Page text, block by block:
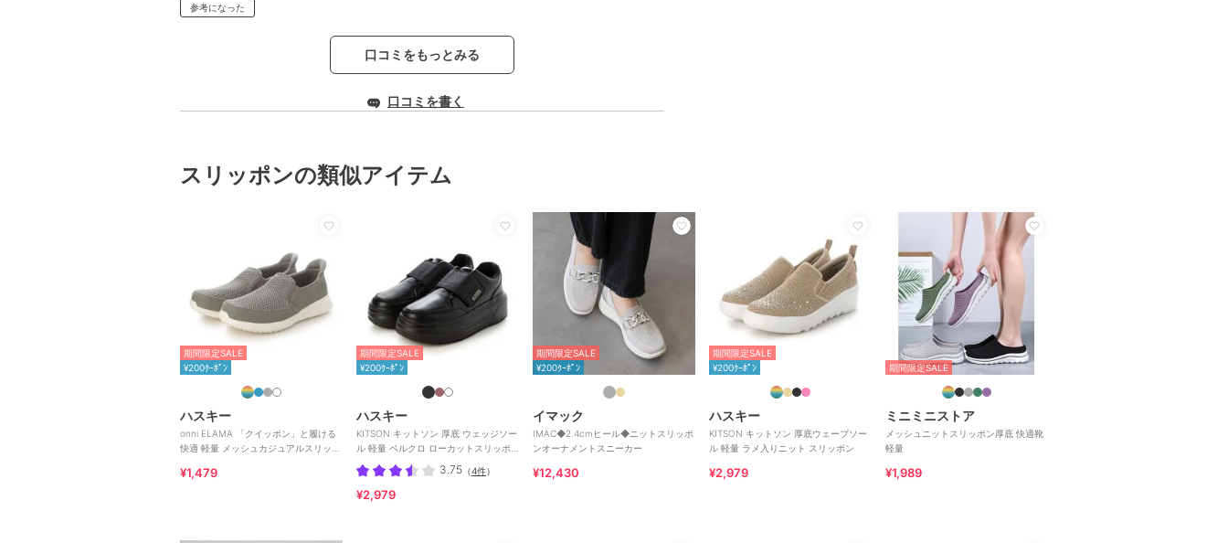
参考になった
口コミをもっとみる
口コミを書く
スリッポンの類似アイテム
期間限定SALE
¥200ｸｰﾎﾟﾝ
ハスキー
onni ELAMA 「クイッポン」と履ける
快適 軽量 メッシュカジュアルスリッポ
¥1,479
期間限定SALE
¥200ｸｰﾎﾟﾝ
ハスキー
KITSON キットソン 厚底 ウェッジソー
ル 軽量 ベルクロ ローカットスリッポ
ン スニーカー
3.75 （4件）
¥2,979
期間限定SALE
¥200ｸｰﾎﾟﾝ
イマック
IMAC◆2.4cmヒール◆ニットスリッポ
ンオーナメントスニーカー
¥12,430
期間限定SALE
¥200ｸｰﾎﾟﾝ
ハスキー
KITSON キットソン 厚底ウェーブソー
ル 軽量 ラメ入りニット スリッポン
¥2,979
期間限定SALE
ミニミニストア
メッシュニットスリッポン厚底 快適靴
軽量
¥1,989